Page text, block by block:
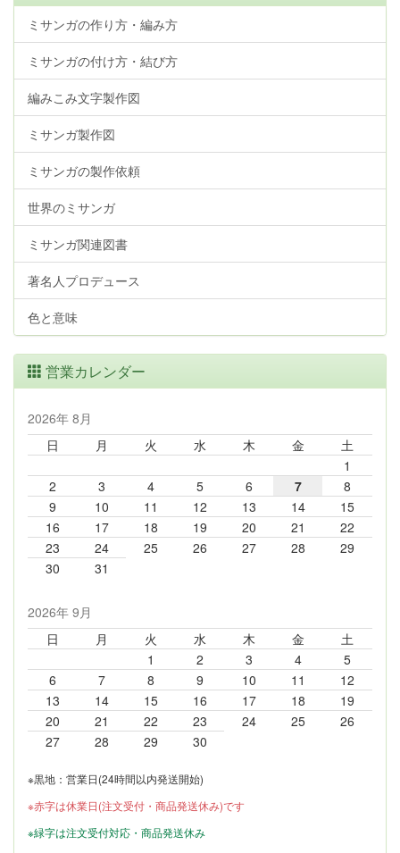
ミサンガの作り方・編み方
ミサンガの付け方・結び方
編みこみ文字製作図
ミサンガ製作図
ミサンガの製作依頼
世界のミサンガ
ミサンガ関連図書
著名人プロデュース
色と意味
営業カレンダー
2026年 8月
日
月 火 水 木 金
土
1
2
3 4 5 6 7
8
9
10 11 12 13 14
15
16
17 18 19 20 21
22
23
24 25 26 27 28
29
30
31
2026年 9月
日
月 火 水 木 金
土
1
2 3 4
5
6
7 8 9 10 11
12
13
14 15 16 17 18
19
20
21 22 23 24 25
26
27
28 29 30
※黒地：営業日(24時間以内発送開始)
※赤字は休業日(注文受付・商品発送休み)です
※緑字は注文受付対応・商品発送休み